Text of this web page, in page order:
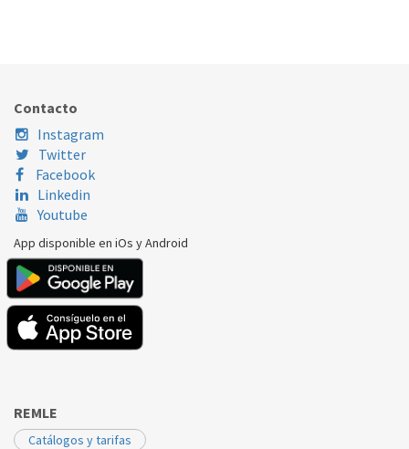
Contacto
Instagram
Twitter
Facebook
Linkedin
Youtube
App disponible en iOs y Android
REMLE
Catálogos y tarifas